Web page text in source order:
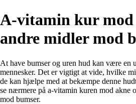
A-vitamin kur mod
andre midler mod
At have bumser og uren hud kan være en
mennesker. Det er vigtigt at vide, hvilke
de kan hjælpe med at bekæmpe denne
se nærmere på a-vitamin kuren mod akne
mod bumser.